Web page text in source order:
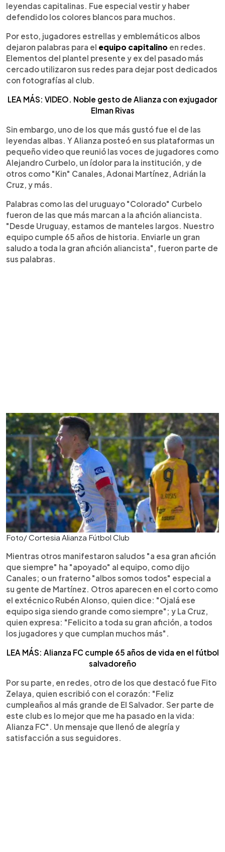
leyendas capitalinas. Fue especial vestir y haber
defendido los colores blancos para muchos.
Por esto, jugadores estrellas y emblemáticos albos
dejaron palabras para el equipo capitalino en redes.
Elementos del plantel presente y ex del pasado más
cercado utilizaron sus redes para dejar post dedicados
con fotografías al club.
LEA MÁS: VIDEO. Noble gesto de Alianza con exjugador
Elman Rivas
Sin embargo, uno de los que más gustó fue el de las
leyendas albas. Y Alianza posteó en sus plataformas un
pequeño video que reunió las voces de jugadores como
Alejandro Curbelo, un ídolor para la institución, y de
otros como "Kin" Canales, Adonai Martínez, Adrián la
Cruz, y más.
Palabras como las del uruguayo "Colorado" Curbelo
fueron de las que más marcan a la afición aliancista.
"Desde Uruguay, estamos de manteles largos. Nuestro
equipo cumple 65 años de historia. Enviarle un gran
saludo a toda la gran afición aliancista", fueron parte de
sus palabras.
Foto/ Cortesia Alianza Fútbol Club
Mientras otros manifestaron saludos "a esa gran afición
que siempre" ha "apoyado" al equipo, como dijo
Canales; o un fraterno "albos somos todos" especial a
su gente de Martínez. Otros aparecen en el corto como
el extécnico Rubén Alonso, quien dice: "Ojalá ese
equipo siga siendo grande como siempre"; y La Cruz,
quien expresa: "Felicito a toda su gran afición, a todos
los jugadores y que cumplan muchos más".
LEA MÁS: Alianza FC cumple 65 años de vida en el fútbol
salvadoreño
Por su parte, en redes, otro de los que destacó fue Fito
Zelaya, quien escribió con el corazón: "Feliz
cumpleaños al más grande de El Salvador. Ser parte de
este club es lo mejor que me ha pasado en la vida:
Alianza FC". Un mensaje que llenó de alegría y
satisfacción a sus seguidores.